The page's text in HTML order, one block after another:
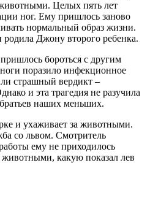
Целых пять лет
ног. Ему пришлось заново
нормальный образ жизни.
родила Джону второго ребенка.
бороться с другим
поразило инфекционное
страшный вердикт –
и эта трагедия не разучила
наших меньших.
и ухаживает за животными.
со львом. Смотритель
ему не приходилось
какую показал лев